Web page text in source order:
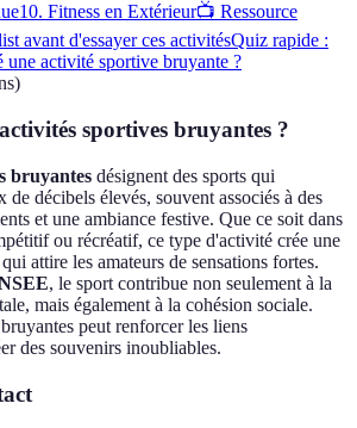
10. Fitness en Extérieur📺 Ressource
avant d'essayer ces activitésQuiz rapide :
une activité sportive bruyante ?
)
sportives bruyantes ?
bruyantes désignent des sports qui
décibels élevés, souvent associés à des
et une ambiance festive. Que ce soit dans
ou récréatif, ce type d'activité crée une
attire les amateurs de sensations fortes.
, le sport contribue non seulement à la
mais également à la cohésion sociale.
peut renforcer les liens
des souvenirs inoubliables.